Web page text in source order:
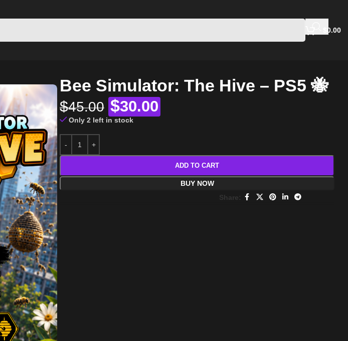
0.00
Bee Simulator: The Hive – PS5 🐝
$45.00 $30.00
Only 2 left in stock
ADD TO CART
BUY NOW
Share: